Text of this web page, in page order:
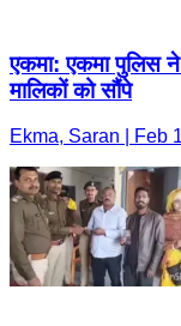
एकमा: एकमा पुलिस
मालिकों को सौंपे
Ekma, Saran | Feb